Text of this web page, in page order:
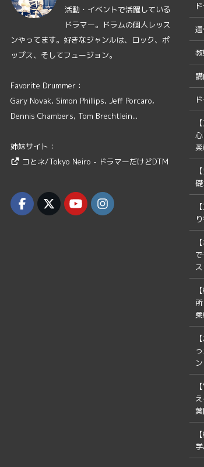
活動・イベントで活躍している
ドラマー。ドラムの個人レッス
ンやってます。好きなジャンルは、ロック、ポ
ップス、そしてフュージョン。
Favorite Drummer：
Gary Novak, Simon Phillips, Jeff Porcaro,
Dennis Chambers, Tom Brechtlein...
姉妹サイト：
コとネ/Tokyo Neiro - ドラマーだけどDTM
ン